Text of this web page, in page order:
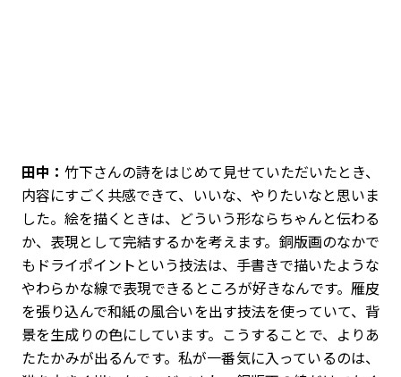
田中：竹下さんの詩をはじめて見せていただいたとき、
内容にすごく共感できて、いいな、やりたいなと思いま
した。絵を描くときは、どういう形ならちゃんと伝わる
か、表現として完結するかを考えます。銅版画のなかで
もドライポイントという技法は、手書きで描いたような
やわらかな線で表現できるところが好きなんです。雁皮
を張り込んで和紙の風合いを出す技法を使っていて、背
景を生成りの色にしています。こうすることで、よりあ
たたかみが出るんです。私が一番気に入っているのは、